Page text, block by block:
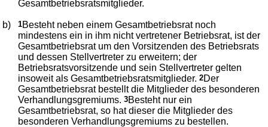
Gesamtbetriebsratsmitglieder.
b) 1Besteht neben einem Gesamtbetriebsrat noch
mindestens ein in ihm nicht vertretener Betriebsrat, ist der
Gesamtbetriebsrat um den Vorsitzenden des Betriebsrats
und dessen Stellvertreter zu erweitern; der
Betriebsratsvorsitzende und sein Stellvertreter gelten
insoweit als Gesamtbetriebsratsmitglieder.2Der
Gesamtbetriebsrat bestellt die Mitglieder des besonderen
Verhandlungsgremiums.3Besteht nur ein
Gesamtbetriebsrat, so hat dieser die Mitglieder des
besonderen Verhandlungsgremiums zu bestellen.